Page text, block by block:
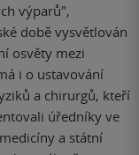
výparů",
době vysvětlován
osvěty mezi
i o ustavování
a chirurgů, kteří
úředníky ve
a státní